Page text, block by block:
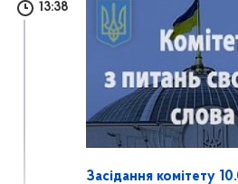
13:38
Засідання комітету